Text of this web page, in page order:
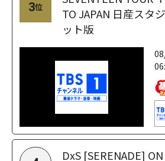
3位
TO JAPAN 日産スタ
ット版
DxS [SERENADE]